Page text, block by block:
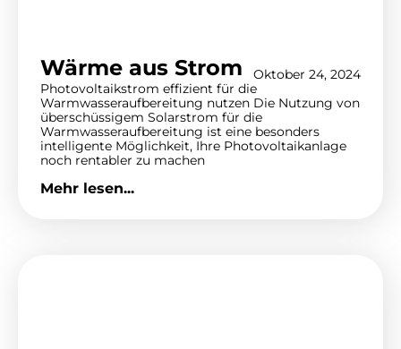
Wärme aus Strom
Oktober 24, 2024
Photovoltaikstrom effizient für die
Warmwasseraufbereitung nutzen Die Nutzung von
überschüssigem Solarstrom für die
Warmwasseraufbereitung ist eine besonders
intelligente Möglichkeit, Ihre Photovoltaikanlage
noch rentabler zu machen
Mehr lesen...